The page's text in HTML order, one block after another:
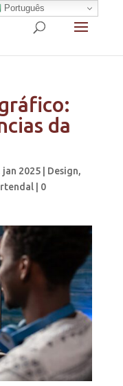
da
jan 2025| Design,
| 0
Português